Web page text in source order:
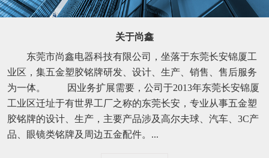
关于尚鑫
东莞市尚鑫电器科技有限公司，坐落于东莞长安锦厦工
业区，集五金塑胶铭牌研发、设计、生产、销售、售后服务
为一体。 因业务扩展需要，公司于2013年东莞长安锦厦
工业区迁址于有世界工厂之称的东莞长安，专业从事五金塑
胶铭牌的设计、生产，主要产品涉及高尔夫球、汽车、3C产
品、眼镜类铭牌及周边五金配件。...